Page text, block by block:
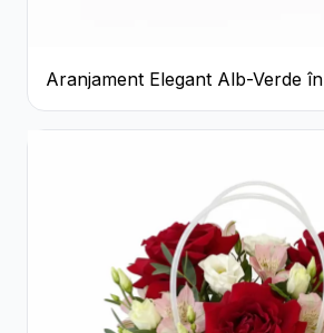
Aranjament Elegant Alb-Verde în
Cutie Gri